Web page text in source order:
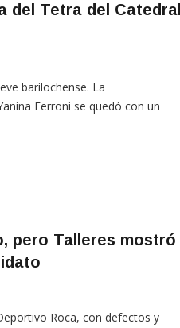
del Tetra del Catedral
barilochense. La
Ferroni se quedó con un
pero Talleres mostró
Roca, con defectos y